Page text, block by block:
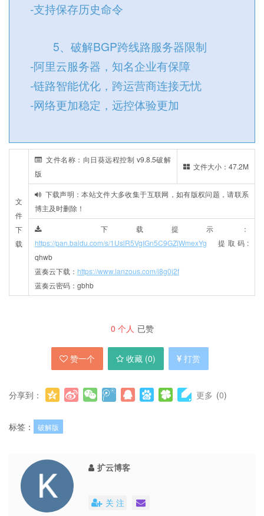
-支持保存历史命令
5、破解BGP跨线路服务器限制
-阿里云服务器，知名企业有保障
-链路智能优化，跨运营商连接无忧
-网络更加稳定，远控体验更加
文
件
下
载
文件名称：向日葵远程控制 v9.8.5破解
版
文件大小：47.2M
下载声明：本站文件大多收集于互联网，如有版权问题，请联系
博主及时删除！
下载提示：
https://pan.baidu.com/s/1UslR5VgIGn5C9GZjWmexYg
提取码:
qhwb
蓝奏云下载： https://www.lanzous.com/i8g0j2f
蓝奏云密码：gbhb
0 个人 已赞
赞一个 收藏 (0) 打赏
分享到： 更多 (0)
标签： 破解版
扩云博客
关 注